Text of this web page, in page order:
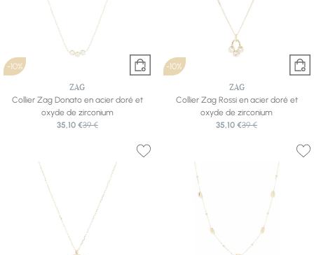
-10%
ZAG
Collier Zag Donato en acier doré et
oxyde de zirconium
35,10 €39 €
-10%
ZAG
Collier Zag Rossi en acier doré et
oxyde de zirconium
35,10 €39 €